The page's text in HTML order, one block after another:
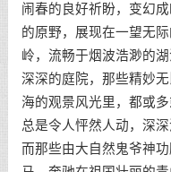
闹春的良好祈盼，变幻
的原野，展现在一望无
岭，流畅于烟波浩渺的
深深的庭院，那些精妙
海的观景风光里，都或
总是令人怦然人动，深
而那些由大自然鬼爷神